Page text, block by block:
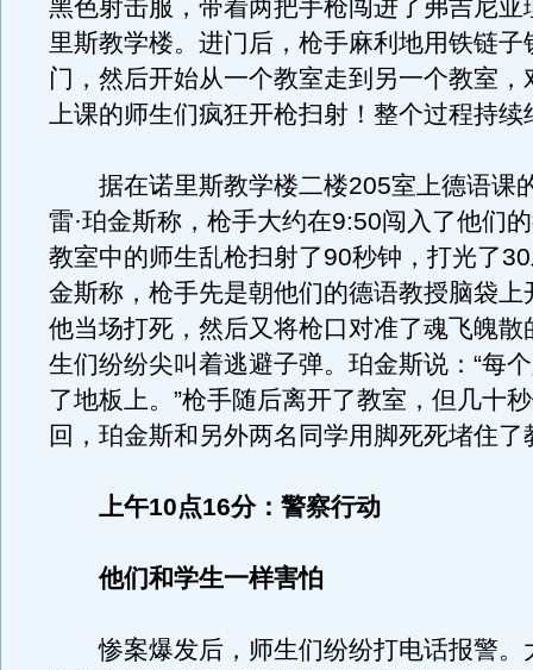
黑色射击服，带着两把手枪闯进了弗吉尼亚
里斯教学楼。进门后，枪手麻利地用铁链子
门，然后开始从一个教室走到另一个教室，
上课的师生们疯狂开枪扫射！整个过程持续
据在诺里斯教学楼二楼205室上德语课
雷·珀金斯称，枪手大约在9:50闯入了他们
教室中的师生乱枪扫射了90秒钟，打光了
金斯称，枪手先是朝他们的德语教授脑袋上
他当场打死，然后又将枪口对准了魂飞魄散
生们纷纷尖叫着逃避子弹。珀金斯说：“每
了地板上。”枪手随后离开了教室，但几十
回，珀金斯和另外两名同学用脚死死堵住了
上午10点16分：警察行动
他们和学生一样害怕
惨案爆发后，师生们纷纷打电话报警。